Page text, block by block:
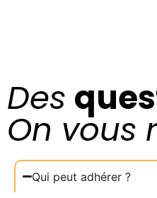
Des
On vous
Qui peut adhérer ?